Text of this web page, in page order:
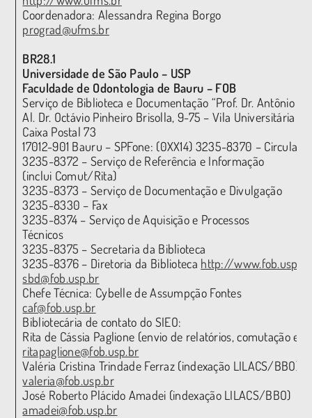
Coordenadora: Alessandra Regina Borgo
prograd@ufms.br
BR28.1
Universidade de São Paulo – USP
Faculdade de Odontologia de Bauru – FOB
Serviço de Biblioteca e Documentação “Prof. Dr. Antônio
Al. Dr. Octávio Pinheiro Brisolla, 9-75 – Vila Universitária
Caixa Postal 73
17012-901 Bauru – SPFone: (0XX14) 3235-8370 –
3235-8372 – Serviço de Referência e Informação
(inclui Comut/Rita)
3235-8373 – Serviço de Documentação e Divulgação
3235-8330 – Fax
3235-8374 – Serviço de Aquisição e Processos
Técnicos
3235-8375 – Secretaria da Biblioteca
3235-8376 – Diretoria da Biblioteca http://
sbd@fob.usp.br
Chefe Técnica: Cybelle de Assumpção Fontes
caf@fob.usp.br
Bibliotecária de contato do SIEO:
Rita de Cássia Paglione (envio de relatórios, comutação e
ritapaglione@fob.usp.br
Valéria Cristina Trindade Ferraz (indexação LILACS/BBO)
valeria@fob.usp.br
José Roberto Plácido Amadei (indexação LILACS/BBO)
amadei@fob.usp.br